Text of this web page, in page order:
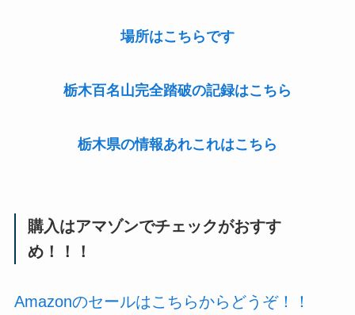
場所はこちらです
栃木百名山完全踏破の記録はこちら
栃木県の情報あれこれはこちら
購入はアマゾンでチェックがおすす
め！！！
Amazonのセールはこちらからどうぞ！！